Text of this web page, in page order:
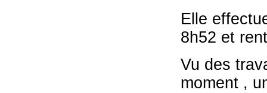
Elle
8h52 et
Vu des
moment ,